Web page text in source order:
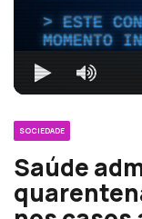
ESTE
MOMENTO
SOCIEDADE
Saúde